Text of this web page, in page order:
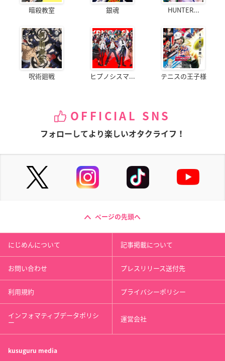
暗殺教室 銀魂 HUNTER...
呪術廻戦 ヒプノシスマ... テニスの王子様
OFFICIAL SNS
フォローしてより楽しいオタクライフ！
ページの先頭へ
にじめんについて 記事掲載について
お問い合わせ プレスリリース送付先
利用規約 プライバシーポリシー
インフォマティブデータポリシ
ー 運営会社
kusuguru media